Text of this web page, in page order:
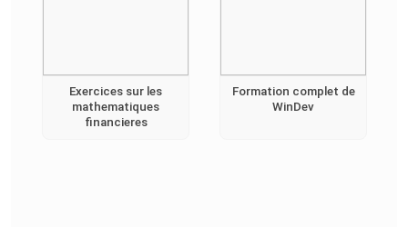
Exercices sur les
mathematiques
financieres
Formation complet de
WinDev